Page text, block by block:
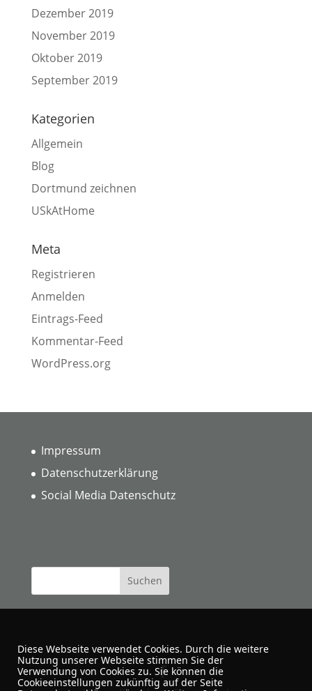
Dezember 2019
November 2019
Oktober 2019
September 2019
Kategorien
Allgemein
Blog
Dortmund zeichnen
USkAtHome
Meta
Registrieren
Anmelden
Eintrags-Feed
Kommentar-Feed
WordPress.org
Impressum
Datenschutzerklärung
Social Media Datenschutz
Diese Webseite verwendet Cookies. Durch die weitere
Nutzung unserer Webseite stimmen Sie der
Verwendung von Cookies zu. Sie können die
Cookieeinstellungen zukünftig auf der Seite